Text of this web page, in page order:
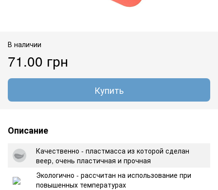
В наличии
71.00 грн
Купить
Описание
Качественно - пластмасса из которой сделан
веер, очень пластичная и прочная
Экологично - рассчитан на использование при
повышенных температурах